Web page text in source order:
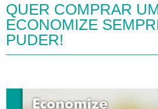
QUER COMPRAR
ECONOMIZE
PUDER!